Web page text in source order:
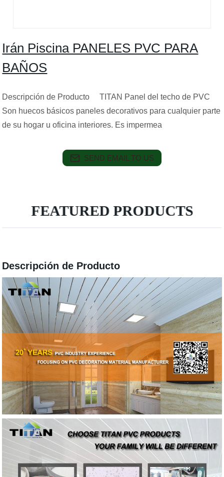
Irán Piscina PANELES PVC PARA
BAÑOS
Descripción de Producto TITAN Panel del techo de PVC
Son huecos básicos paneles decorativos para cualquier parte
de su hogar u oficina interiores. Es impermea
SEND EMAIL TO US
FEATURED PRODUCTS
Descripción de Producto